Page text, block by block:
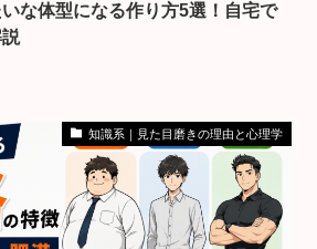
な体型になる作り方5選！自宅で
知識系｜見た目磨きの理由と心理学